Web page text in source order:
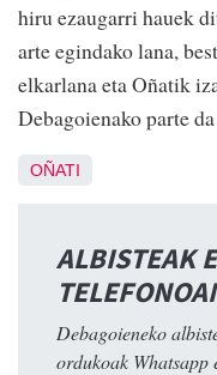
hiru ezaugarri hauek
arte egindako lana,
elkarlana eta Oñatik
Debagoienako parte
OÑATI
ALBISTEAK
Debagoieneko
ordukoak Whatsapp